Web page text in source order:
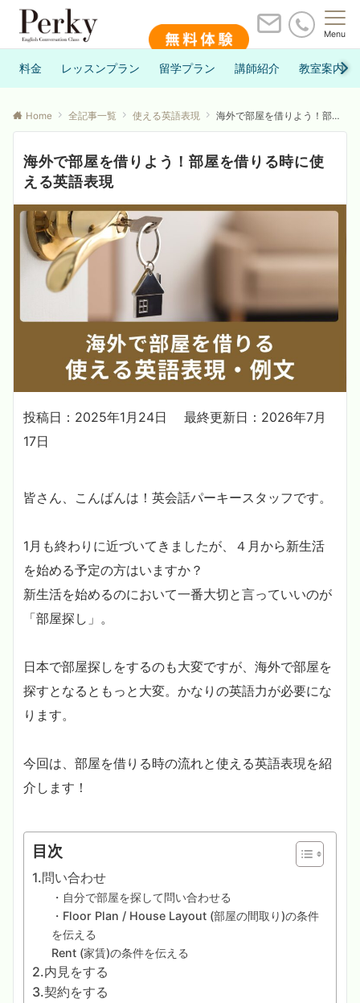
Menu
料金 レッスンプラン 留学プラン 講師紹介 教室案内
Home 全記事一覧 使える英語表現 海外で部屋を借りよう！部屋を借りる時に使える英語表現
海外で部屋を借りよう！部屋を借りる時に使
える英語表現
投稿日：2025年1月24日
最終更新日：2026年7月
17日
皆さん、こんばんは！英会話パーキースタッフです。
1月も終わりに近づいてきましたが、４月から新生活
を始める予定の方はいますか？
新生活を始めるのにおいて一番大切と言っていいのが
「部屋探し」。
日本で部屋探しをするのも大変ですが、海外で部屋を
探すとなるともっと大変。かなりの英語力が必要にな
ります。
今回は、部屋を借りる時の流れと使える英語表現を紹
介します！
目次
1.問い合わせ
・自分で部屋を探して問い合わせる
・Floor Plan / House Layout (部屋の間取り)の条件
を伝える
Rent (家賃)の条件を伝える
2.内見をする
3.契約をする